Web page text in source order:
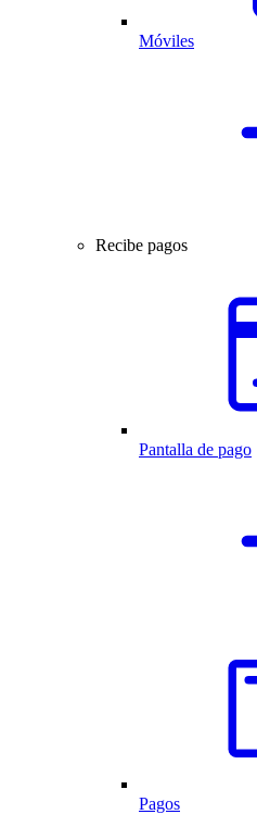
Móviles
Recibe pagos
Pantalla de pago
Pagos